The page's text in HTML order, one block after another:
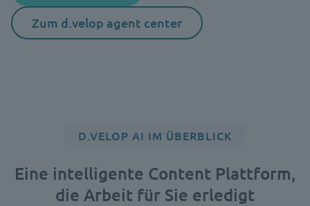
Zum d.velop agent center
D.VELOP AI IM ÜBERBLICK
Eine intelligente Content Plattform,
die Arbeit für Sie erledigt